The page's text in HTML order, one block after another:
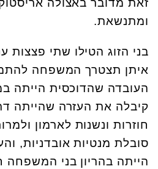
זאת מדובר באצולה
ומתנשאת.
בני הזוג הטילו שתי פצצות
איתן תצטרך המשפחה
העובדה שהדוכסית הייתה
קיבלה את העזרה שהייתה
חוזרות ונשנות לארמון
סובלת מנטיות אובדניות,
הייתה בהריון בני המשפחה